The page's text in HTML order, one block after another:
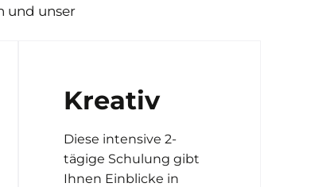
und unser
Kreativ
Diese intensive 2-
tägige Schulung gibt
Ihnen Einblicke in